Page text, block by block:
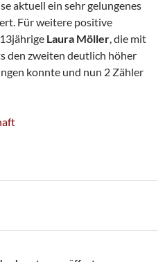
aktuell ein sehr gelungenes
Für weitere positive
Laura Möller, die mit
den zweiten deutlich höher
konnte und nun 2 Zähler